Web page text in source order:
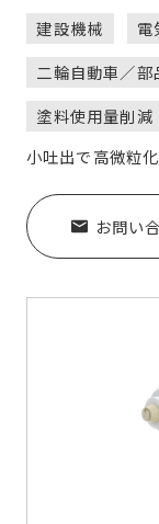
建設機械 電
二輪自動車／部
塗料使用量削減
小吐出で高微粒
お問い